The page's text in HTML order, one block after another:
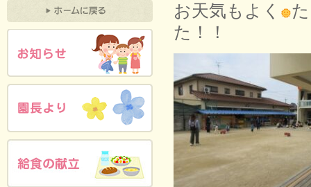
お天気もよく
た！！